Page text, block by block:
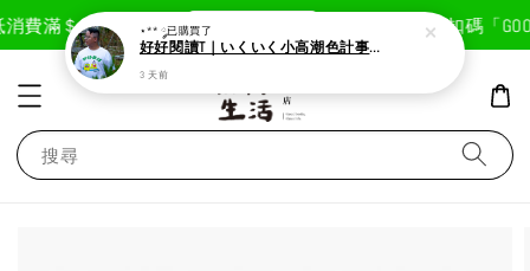
費滿＄1800免運費 現在去購物！ 首次註冊輸入折扣碼「
搜尋
⋆** ༘已購買了
好好閱讀T｜いくいく小高潮色計事務所X好好生活書店聯名款
3 天前